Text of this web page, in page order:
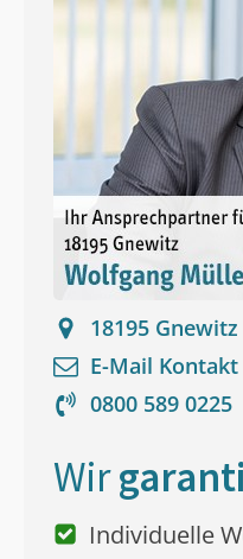
18195 Gnewitz
E-Mail
0800 589 0225
Wir
Individuelle